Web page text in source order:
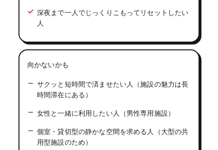
深夜まで一人でじっくりこもってリセットしたい
人
向かないかも
サクッと短時間で済ませたい人（施設の魅力は長
時間滞在にある）
女性と一緒に利用したい人（男性専用施設）
個室・貸切型の静かな空間を求める人（大型の共
用型施設のため）